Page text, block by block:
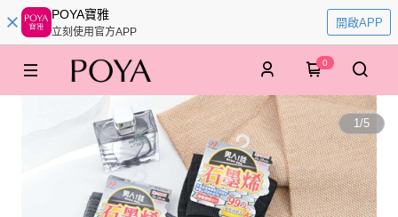
POYA寶雅
立刻使用官方APP
開啟APP
0
1/5